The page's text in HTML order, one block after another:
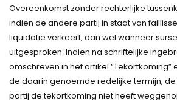
Overeenkomst zonder rechterlijke
indien de andere partij in staat van
liquidatie verkeert, dan wel wanneer
uitgesproken. Indien na schriftelijke
omschreven in het artikel “Tekortkoming”
de daarin genoemde redelijke termijn,
partij de tekortkoming niet heeft